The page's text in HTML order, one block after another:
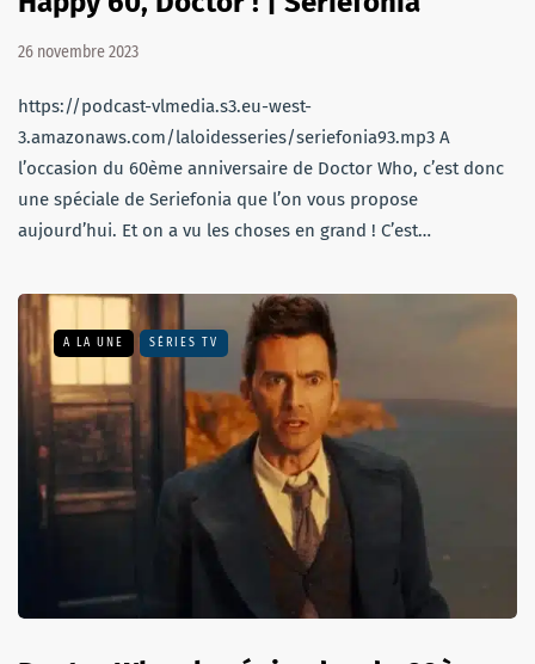
26 novembre 2023
https://podcast-vlmedia.s3.eu-west-
3.amazonaws.com/laloidesseries/seriefonia93.mp3 A
l’occasion du 60ème anniversaire de Doctor Who, c’est donc
une spéciale de Seriefonia que l’on vous propose
aujourd’hui. Et on a vu les choses en grand ! C’est…
A LA UNE SÉRIES TV